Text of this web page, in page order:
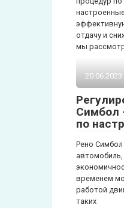
отдачу и
мы
20.06.2023
Симбол
по
Рено
временем
работой
таких